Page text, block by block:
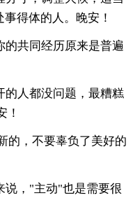
得体的人。晚安！
的共同经历原来是普遍
的人都没问题，最糟糕
！
的，不要辜负了美好的
说，"主动"也是需要很